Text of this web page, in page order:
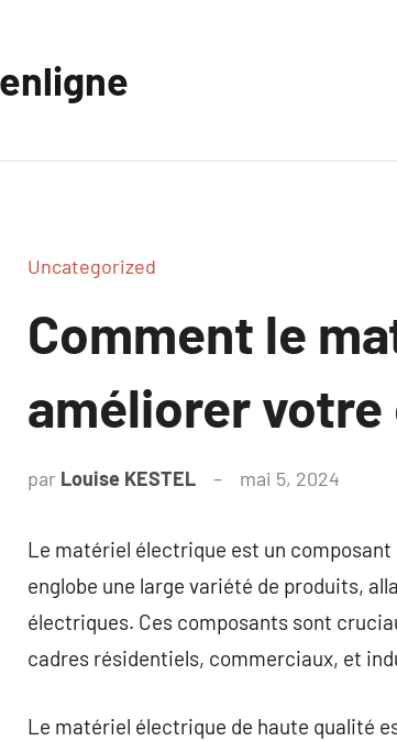
Uncategorized
Comment le
améliorer
par Louise KESTEL mai 5, 2024
Le matériel électrique est un
englobe une large variété de produits,
électriques. Ces composants sont
cadres résidentiels, commerciaux, et
Le matériel électrique de haute qualité